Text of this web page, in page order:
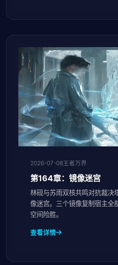
2026-07-08王者万界
第164章：镜像迷宫
林砚与苏雨双核共鸣对抗裁决
像迷宫。三个镜像复制宿主全
空间险胜。
查看详情